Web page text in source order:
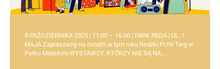
5 PAŹDZIERNIKA 2025 | 11:00 – 16:00 | PARK REDA | UL. 1
MAJA Zapraszamy na ostatni w tym roku Redzki Pchli Targ w
Parku Miejskim.WYSTAWCY, KTÓRZY NIE SĄ NA…